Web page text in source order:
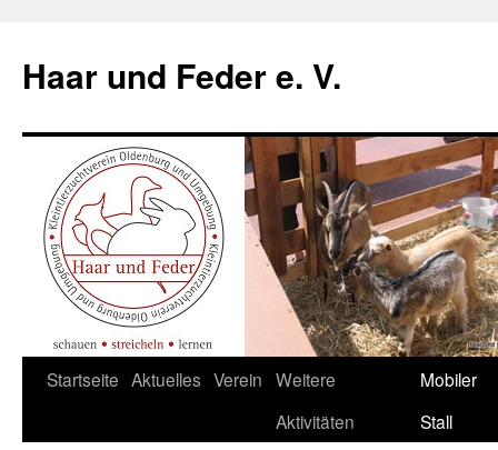
Haar und Feder e. V.
Zum
Startseite Aktuelles Verein Weitere
Aktivitäten
Mobiler
Stall